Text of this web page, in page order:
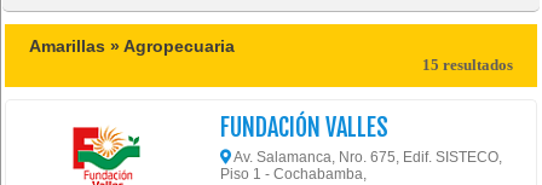
Amarillas »Agropecuaria
15 resultados
FUNDACIÓN VALLES
Av. Salamanca, Nro. 675, Edif. SISTECO,
Piso 1 - Cochabamba,